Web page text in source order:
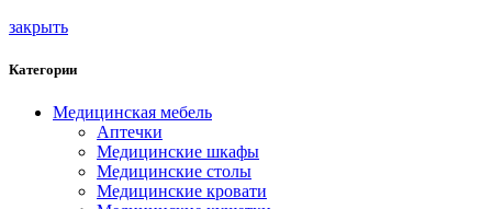
закрыть
Категории
Медицинская мебель
Аптечки
Медицинские шкафы
Медицинские столы
Медицинские кровати